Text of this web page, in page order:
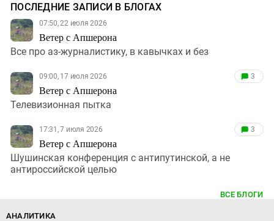
ПОСЛЕДНИЕ ЗАПИСИ В БЛОГАХ
07:50, 22 июля 2026
Ветер с Апшерона
Все про аз-журналистику, в кавычках и без
09:00, 17 июля 2026
Ветер с Апшерона
3
Телевизионная пытка
17:31, 7 июля 2026
Ветер с Апшерона
3
Шушинская конференция с антипутинской, а не
антироссийской целью
ВСЕ БЛОГИ
АНАЛИТИКА